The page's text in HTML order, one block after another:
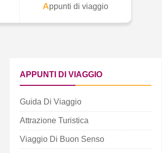
Appunti di viaggio
APPUNTI DI VIAGGIO
Guida Di Viaggio
Attrazione Turistica
Viaggio Di Buon Senso